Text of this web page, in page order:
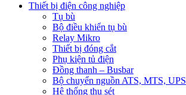
Thiết bị điện công nghiệp
Tụ bù
Bộ điều khiển tụ bù
Relay Mikro
Thiết bị đóng cắt
Phụ kiện tủ điện
Đồng thanh – Busbar
Bộ chuyển nguồn ATS, MTS, UPS
Hệ thống thu sét